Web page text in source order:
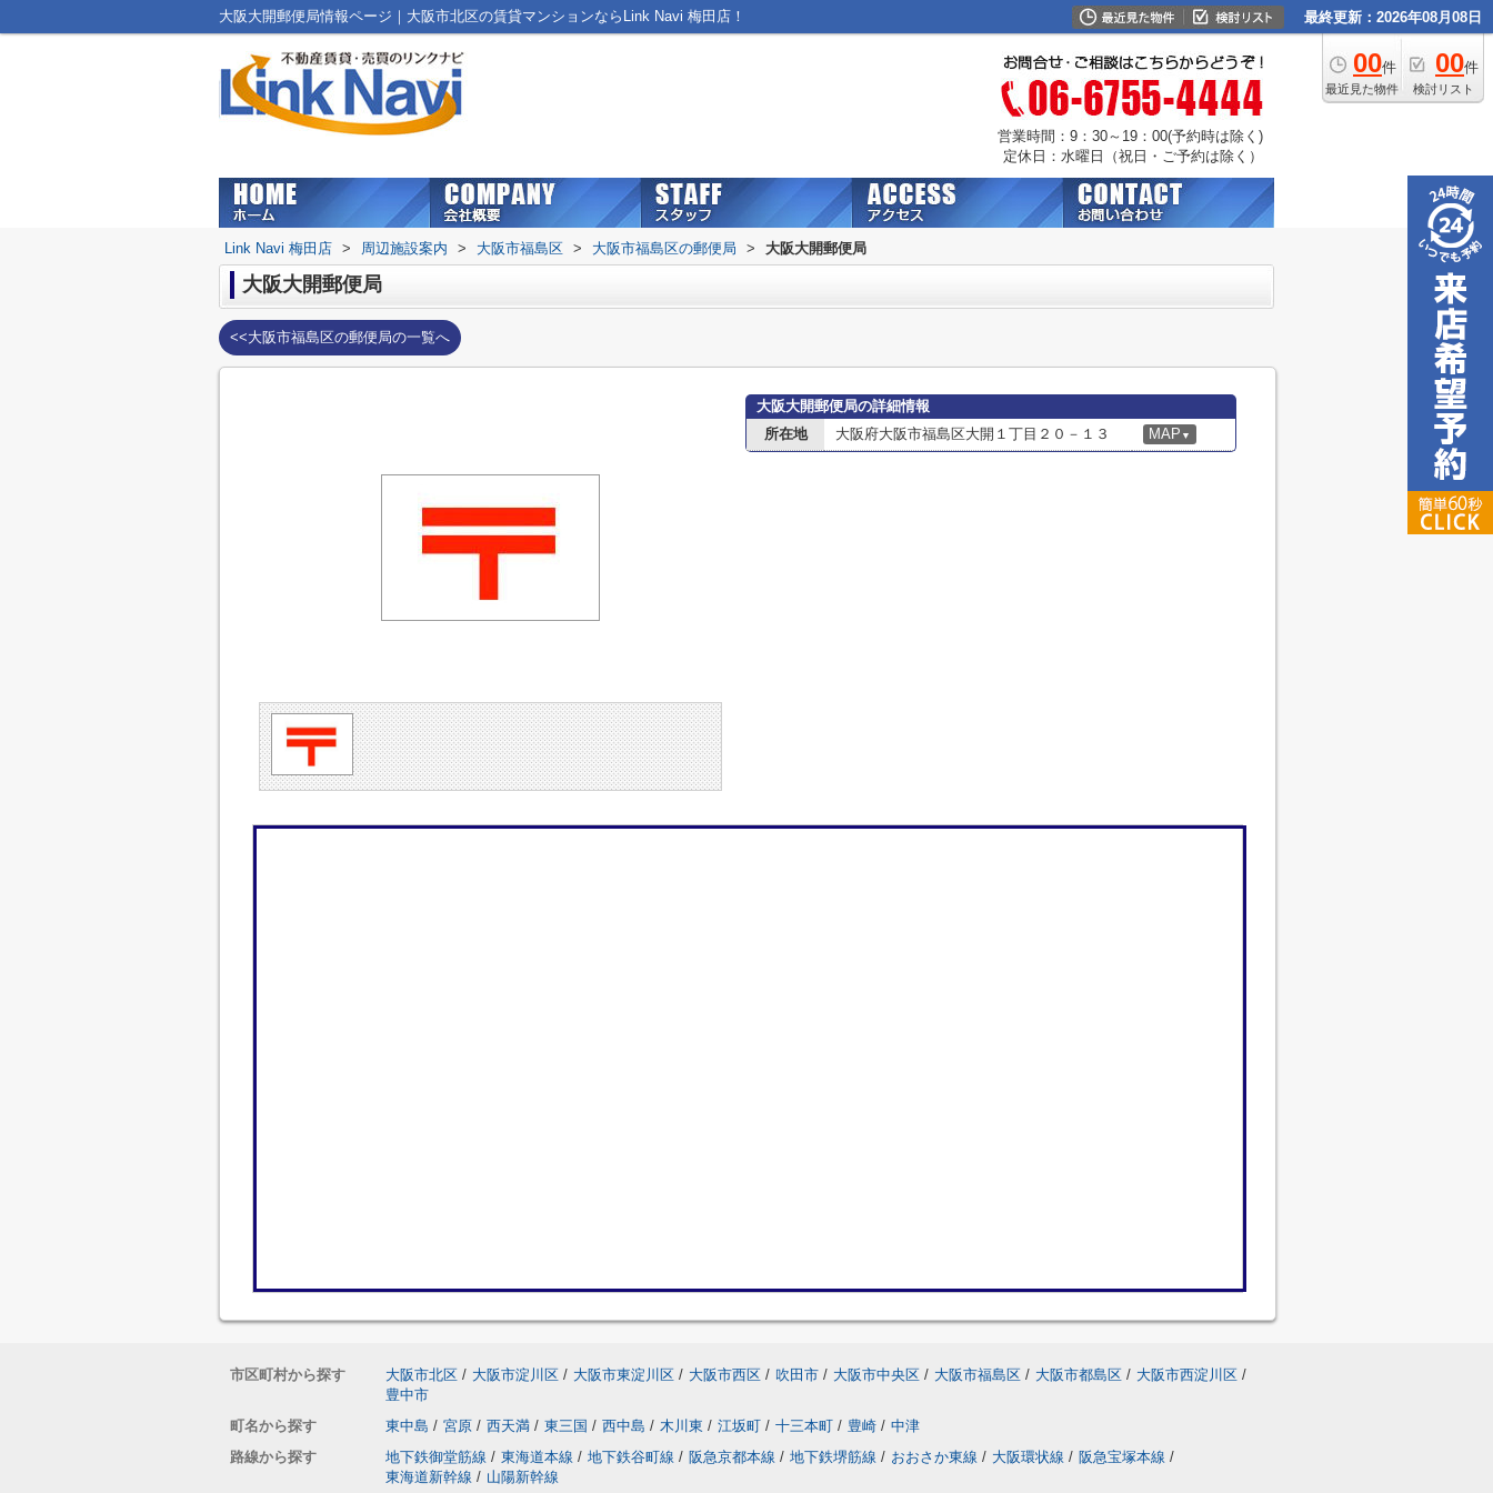
大阪大開郵便局情報ページ｜大阪市北区の賃貸マンションならLink Navi 梅田店！ 最終更新：2026年08月08日
00件
最近見た物件
00件
検討リスト
営業時間：9：30～19：00(予約時は除く)
定休日：水曜日（祝日・ご予約は除く）
Link Navi 梅田店 > 周辺施設案内 > 大阪市福島区 > 大阪市福島区の郵便局 > 大阪大開郵便局
大阪大開郵便局
<<大阪市福島区の郵便局の一覧へ
大阪大開郵便局の詳細情報
所在地
大阪府大阪市福島区大開１丁目２０－１３ MAP ▼
市区町村から探す 大阪市北区 / 大阪市淀川区 / 大阪市東淀川区 / 大阪市西区 / 吹田市 / 大阪市中央区 / 大阪市福島区 / 大阪市都島区 / 大阪市西淀川区 /
豊中市
町名から探す
東中島 / 宮原 / 西天満 / 東三国 / 西中島 / 木川東 / 江坂町 / 十三本町 / 豊崎 / 中津
路線から探す
地下鉄御堂筋線 / 東海道本線 / 地下鉄谷町線 / 阪急京都本線 / 地下鉄堺筋線 / おおさか東線 / 大阪環状線 / 阪急宝塚本線 /
東海道新幹線 / 山陽新幹線